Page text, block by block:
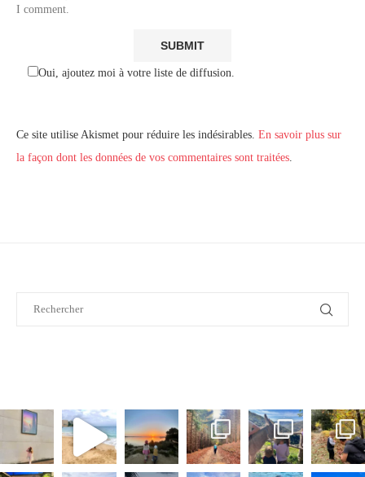
I comment.
Oui, ajoutez moi à votre liste de diffusion.
Ce site utilise Akismet pour réduire les indésirables. En savoir plus sur
la façon dont les données de vos commentaires sont traitées.